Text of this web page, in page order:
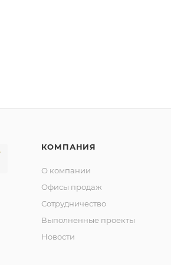
КОМПАНИЯ
О компании
Офисы продаж
Сотрудничество
Выполненные проекты
Новости